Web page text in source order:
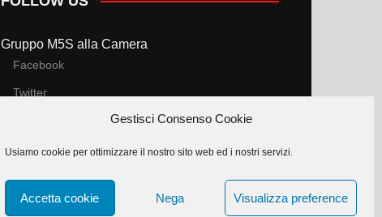
Gestisci Consenso Cookie
Usiamo cookie per ottimizzare il nostro sito web ed i nostri servizi.
Accetta cookie Nega Visualizza preference
Gruppo M5S alla Camera
Facebook
Twitter